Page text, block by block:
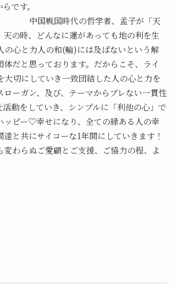
念っているからです。
、孟子が「天
の時、どんなに運があっても地の利を生
心と力人の和(輪)には及ばないという解
だと思っております。だからこそ、ライ
切にしていき一致団結した人の心と力を
ーガン、及び、テーマからブレない一貫性
動をしていき、シンプルに「利他の心」で
ッピー♡幸せになり、全ての縁ある人の幸
と共にサイコーな1年間にしていきます！
わらぬご愛顧とご支援、ご協力の程、よ